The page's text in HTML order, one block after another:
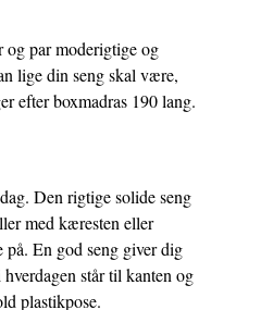
par moderigtige og
lige din seng skal være,
efter boxmadras 190 lang.
Den rigtige solide seng
med kæresten eller
En god seng giver dig
står til kanten og
plastikpose.